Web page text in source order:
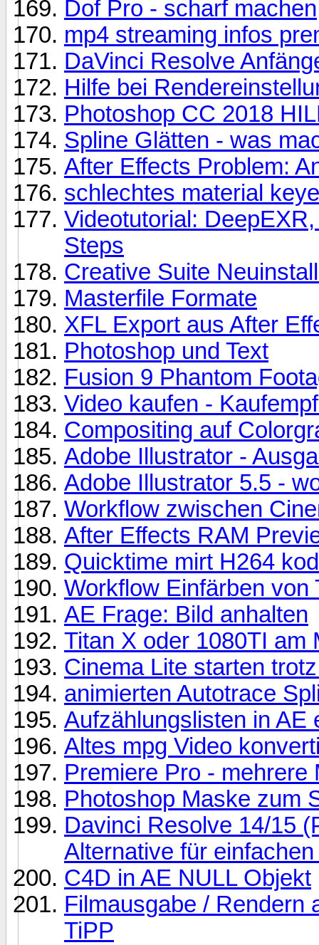
Dof Pro - scharf machen
mp4 streaming infos
DaVinci Resolve
Hilfe bei
Photoshop CC 2018
Spline Glätten - was
After Effects Problem:
schlechtes material
Videotutorial:
Steps
Creative Suite
Masterfile Formate
XFL Export aus After
Photoshop und Text
Fusion 9 Phantom
Video kaufen -
Compositing auf
Adobe Illustrator -
Adobe Illustrator 5.5 -
Workflow zwischen
After Effects RAM
Quicktime mirt H264
Workflow Einfärben von
AE Frage: Bild anhalten
Titan X oder 1080TI am
Cinema Lite starten
animierten Autotrace
Aufzählungslisten in AE
Altes mpg Video
Premiere Pro - mehrere
Photoshop Maske zum
Davinci Resolve 14/15
Alternative für
C4D in AE NULL Objekt
Filmausgabe / Rendern
TiPP